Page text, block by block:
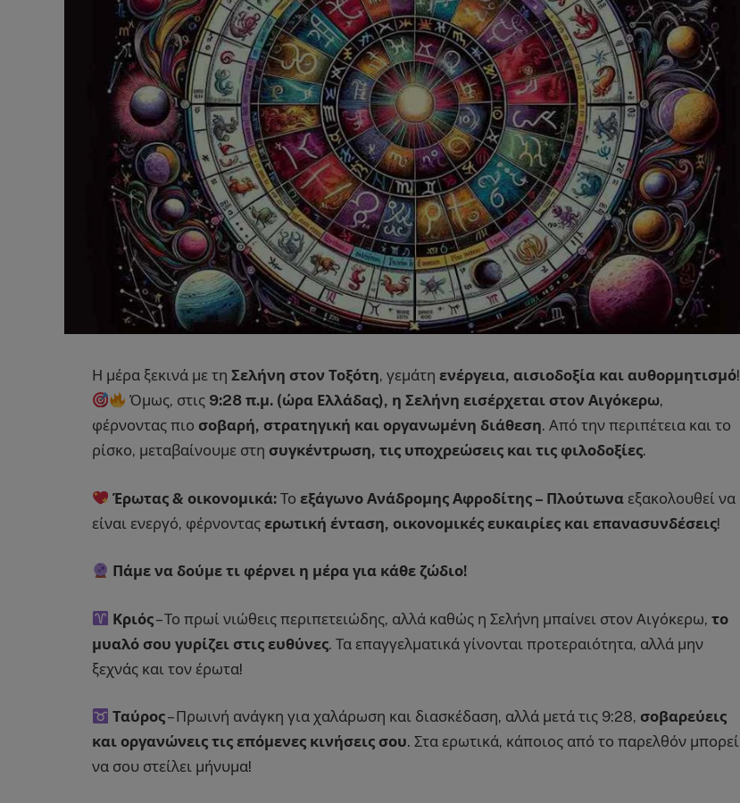
Η μέρα ξεκινά με τη Σελήνη στον Τοξότη, γεμάτη ενέργεια, αισιοδοξία και αυθορμητισμό!
Όμως, στις 9:28 π.μ. (ώρα Ελλάδας), η Σελήνη εισέρχεται στον Αιγόκερω,
φέρνοντας πιο σοβαρή, στρατηγική και οργανωμένη διάθεση. Από την περιπέτεια και το
ρίσκο, μεταβαίνουμε στη συγκέντρωση, τις υποχρεώσεις και τις φιλοδοξίες.
Έρωτας & οικονομικά:Το εξάγωνο Ανάδρομης Αφροδίτης – Πλούτωναεξακολουθεί να
είναι ενεργό, φέρνοντας ερωτική ένταση, οικονομικές ευκαιρίες και επανασυνδέσεις!
Πάμε να δούμε τι φέρνει η μέρα για κάθε ζώδιο!
Κριός– Το πρωί νιώθεις περιπετειώδης, αλλά καθώς η Σελήνη μπαίνει στον Αιγόκερω, το
μυαλό σου γυρίζει στις ευθύνες. Τα επαγγελματικά γίνονται προτεραιότητα, αλλά μην
ξεχνάς και τον έρωτα!
Ταύρος– Πρωινή ανάγκη για χαλάρωση και διασκέδαση, αλλά μετά τις 9:28, σοβαρεύεις
και οργανώνεις τις επόμενες κινήσεις σου. Στα ερωτικά, κάποιος από το παρελθόν μπορεί
να σου στείλει μήνυμα!